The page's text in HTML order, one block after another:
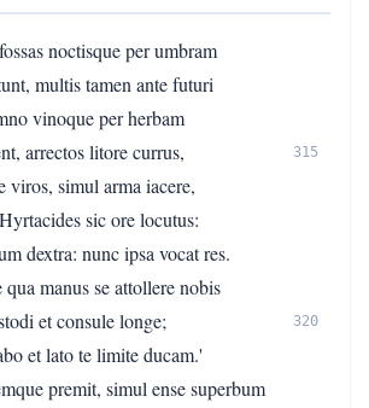
noctisque per umbram
multis tamen ante futuri
vinoque per herbam
arrectos litore currus,
315
viros, simul arma iacere,
sic ore locutus:
dextra: nunc ipsa vocat res.
manus se attollere nobis
et consule longe;
320
et lato te limite ducam.'
premit, simul ense superbum